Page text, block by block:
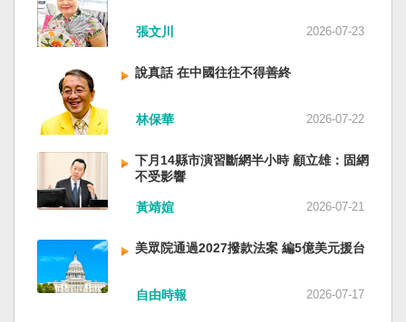
近平思想嗎？ 最後一句是「會議還研究了其他事
項。」這是每次外媒最感興趣的問題，那就是人
洗了多少人？這為習近平的進一步獨裁和二十一
大續任鋪平道路。據統計，過去一年，已有十九
名中央委員被官方宣布落馬或罷免全國人大代表
職務。另外還有「失蹤」者。總共接近三十人。
領銜的是兩名政治局委員：軍委副主席張又俠與
新疆黨委書記馬興瑞。 軍方還有原中央軍委副主
席何衛東、原軍委委員兼聯合參謀部參謀長劉振
立、原軍委政治工作部主任苗華、前信息支援部
備發展部部長許學強、前西部戰區政委李鳳彪、
前空軍政委郭普校、前東部戰區政委劉青松、前
南部戰區司令員吳亞男、前南部戰區政委王文
張文川 2026-07-23
說真話 在中國往往不得善終
林保華 2026-07-22
下月14縣市演習斷網半小時 顧立雄：固網
不受影響
黃靖媗 2026-07-21
美眾院通過2027撥款法案 編5億美元援台
自由時報 2026-07-17